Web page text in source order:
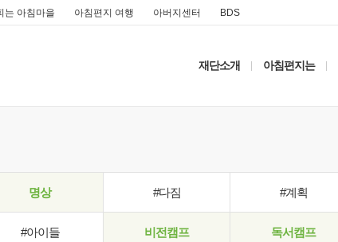
는 아침마을 아침편지 여행 아버지센터 BDS
재단소개 아침편지는
명상 #다짐 #계획
#아이들 비전캠프 독서캠프